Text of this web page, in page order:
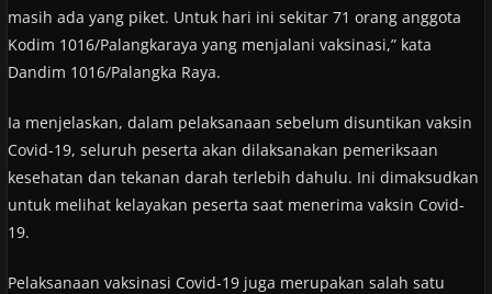
masih ada yang piket. Untuk hari ini sekitar 71 orang anggota
Kodim 1016/Palangkaraya yang menjalani vaksinasi,” kata
Dandim 1016/Palangka Raya.
Ia menjelaskan, dalam pelaksanaan sebelum disuntikan vaksin
Covid-19, seluruh peserta akan dilaksanakan pemeriksaan
kesehatan dan tekanan darah terlebih dahulu. Ini dimaksudkan
untuk melihat kelayakan peserta saat menerima vaksin Covid-
19.
Pelaksanaan vaksinasi Covid-19 juga merupakan salah satu